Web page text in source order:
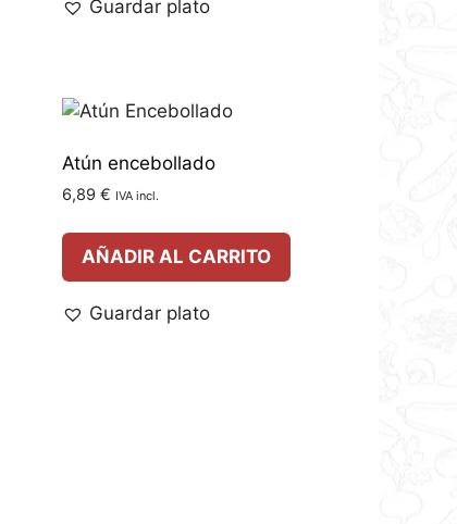
Guardar plato
Atún encebollado
6,89 € IVA incl.
AÑADIR AL CARRITO
Guardar plato